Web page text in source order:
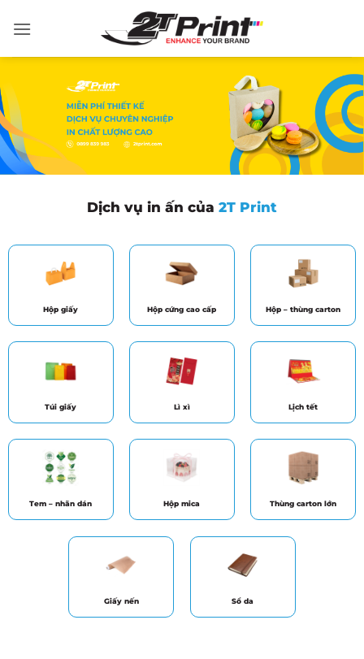
qua
Dịch vụ in ấn của 2T Print
Hộp giấy Hộp cứng cao cấp Hộp – thùng carton
Túi giấy Lì xì Lịch tết
Tem – nhãn dán Hộp mica Thùng carton lớn
Giấy nến Sổ da